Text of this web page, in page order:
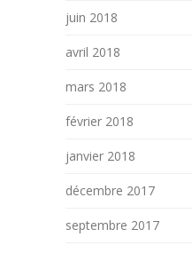
juin 2018
avril 2018
mars 2018
février 2018
janvier 2018
décembre 2017
septembre 2017